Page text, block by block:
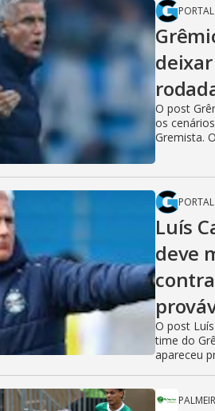
O post
os
Gremista.
Luís
deve
O post
time do
apareceu